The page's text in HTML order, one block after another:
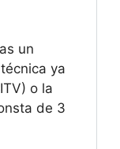
un
ya
o la
de 3